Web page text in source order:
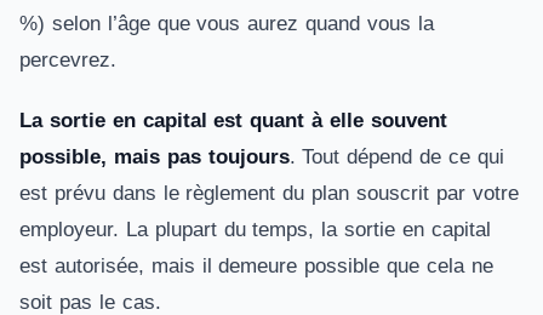
%) selon l’âge que vous aurez quand vous la
percevrez.
La sortie en capital est quant à elle souvent
possible, mais pas toujours. Tout dépend de ce qui
est prévu dans le règlement du plan souscrit par votre
employeur. La plupart du temps, la sortie en capital
est autorisée, mais il demeure possible que cela ne
soit pas le cas.